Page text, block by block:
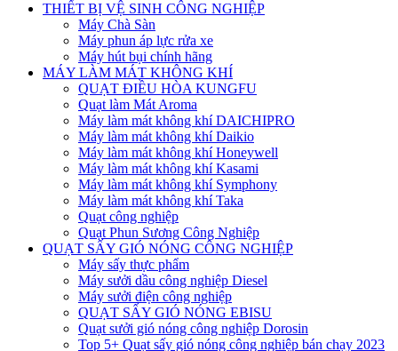
THIẾT BỊ VỆ SINH CÔNG NGHIỆP
Máy Chà Sàn
Máy phun áp lực rửa xe
Máy hút bụi chính hãng
MÁY LÀM MÁT KHÔNG KHÍ
QUẠT ĐIỀU HÒA KUNGFU
Quạt làm Mát Aroma
Máy làm mát không khí DAICHIPRO
Máy làm mát không khí Daikio
Máy làm mát không khí Honeywell
Máy làm mát không khí Kasami
Máy làm mát không khí Symphony
Máy làm mát không khí Taka
Quạt công nghiệp
Quạt Phun Sương Công Nghiệp
QUẠT SẤY GIÓ NÓNG CÔNG NGHIỆP
Máy sấy thực phẩm
Máy sưởi dầu công nghiệp Diesel
Máy sưởi điện công nghiệp
QUẠT SẤY GIÓ NÓNG EBISU
Quạt sưởi gió nóng công nghiệp Dorosin
Top 5+ Quạt sấy gió nóng công nghiệp bán chạy 2023